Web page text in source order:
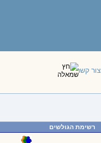
צור קשר
רשימת הגולשים